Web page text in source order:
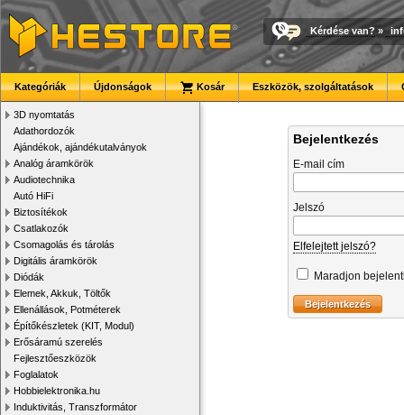
Kérdése van? »
Kategóriák Újdonságok Kosár Eszközök, szolgáltatások
3D nyomtatás
Adathordozók
Ajándékok, ajándékutalványok
Analóg áramkörök
Audiotechnika
Autó HiFi
Biztosítékok
Csatlakozók
Csomagolás és tárolás
Digitális áramkörök
Diódák
Elemek, Akkuk, Töltők
Ellenállások, Potméterek
Építőkészletek (KIT, Modul)
Erősáramú szerelés
Fejlesztőeszközök
Foglalatok
Hobbielektronika.hu
Induktivitás, Transzformátor
Bejelentkezés
E-mail cím
Jelszó
Elfelejtett jelszó?
Maradjon